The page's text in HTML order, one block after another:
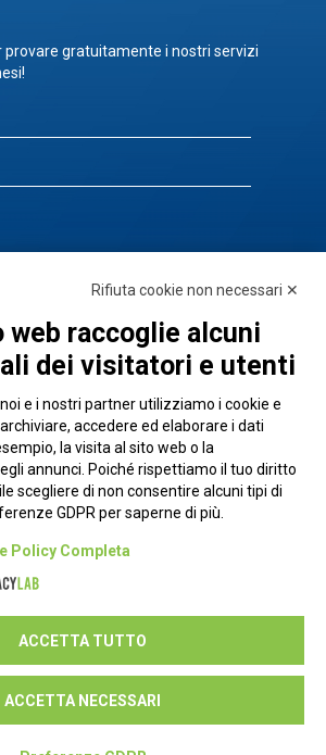
provare gratuitamente i nostri servizi
Alessandria, 24 - 00198 Roma
Privacy Policy
Seguici su:
Rifiuta cookie non necessari ✕
web raccoglie alcuni
dei visitatori e utenti
e i nostri partner utilizziamo i cookie e
accedere ed elaborare i dati
la visita al sito web o la
annunci. Poiché rispettiamo il tuo diritto
scegliere di non consentire alcuni tipi di
GDPR per saperne di più.
Policy Completa
ACCETTA TUTTO
ACCETTA NECESSARI